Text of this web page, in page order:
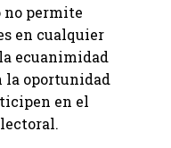
no permite
en cualquier
ecuanimidad
la oportunidad
en el